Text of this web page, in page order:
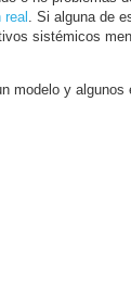
. Si alguna de
sistémicos
modelo y